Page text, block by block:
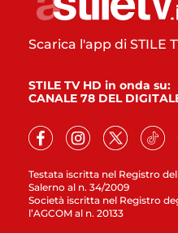
Testata iscritta nel Registro
Salerno al n. 34/2009
Società iscritta nel Registro
l’AGCOM al n. 20133
Scarica l'app di STILE
STILE TV HD in onda su:
CANALE 78 DEL